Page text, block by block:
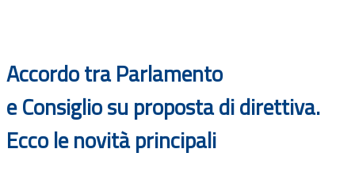
Accordo tra Parlamento
eConsigliosupropostadidirettiva.
Ecco le novità principali